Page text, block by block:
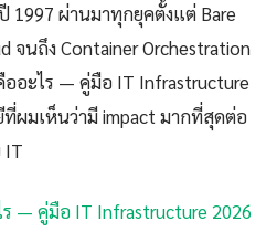
1997 ผ่านมาทุกยุคตั้งแต่ Bare
จนถึง Container Orchestration
อะไร — คู่มือ IT Infrastructure
ที่ผมเห็นว่ามี impact มากที่สุดต่อ
IT
ร — คู่มือ IT Infrastructure 2026